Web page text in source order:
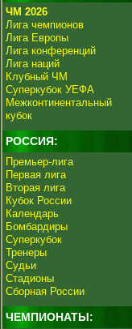
ЧМ 2026
Лига чемпионов
Лига Европы
Лига конференций
Лига наций
Клубный ЧМ
Суперкубок УЕФА
Межконтинентальный
кубок
РОССИЯ:
Премьер-лига
Первая лига
Вторая лига
Кубок России
Календарь
Бомбардиры
Суперкубок
Тренеры
Судьи
Стадионы
Сборная России
ЧЕМПИОНАТЫ: